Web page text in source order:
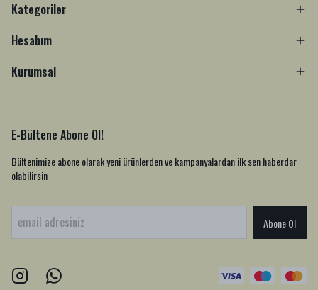
Kategoriler
Hesabım
Kurumsal
E-Bültene Abone Ol!
Bültenimize abone olarak yeni ürünlerden ve kampanyalardan ilk sen haberdar
olabilirsin
Abone Ol